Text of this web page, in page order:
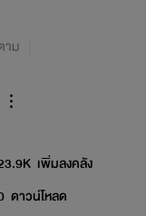
าม
เพิ่มลงคลัง
ดาวน์โหลด